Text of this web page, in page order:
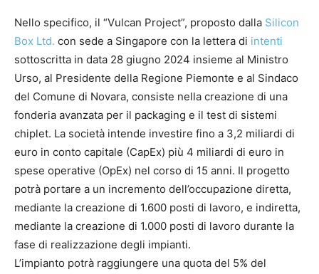
Nello specifico, il “Vulcan Project”, proposto dalla Silicon
Box Ltd. con sede a Singapore con la lettera di intenti
sottoscritta in data 28 giugno 2024 insieme al Ministro
Urso, al Presidente della Regione Piemonte e al Sindaco
del Comune di Novara, consiste nella creazione di una
fonderia avanzata per il packaging e il test di sistemi
chiplet. La società intende investire fino a 3,2 miliardi di
euro in conto capitale (CapEx) più 4 miliardi di euro in
spese operative (OpEx) nel corso di 15 anni. Il progetto
potrà portare a un incremento dell’occupazione diretta,
mediante la creazione di 1.600 posti di lavoro, e indiretta,
mediante la creazione di 1.000 posti di lavoro durante la
fase di realizzazione degli impianti.
L’impianto potrà raggiungere una quota del 5% del